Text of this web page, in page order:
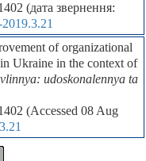
(дата звернення:
of organizational
Ukraine in the context of
udoskonalennya ta
(Accessed 08 Aug